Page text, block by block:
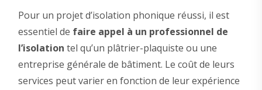
Pour un projet d’isolation phonique réussi, il est
essentiel de faire appel à un professionnel de
l’isolation tel qu’un plâtrier-plaquiste ou une
entreprise générale de bâtiment. Le coût de leurs
services peut varier en fonction de leur expérience